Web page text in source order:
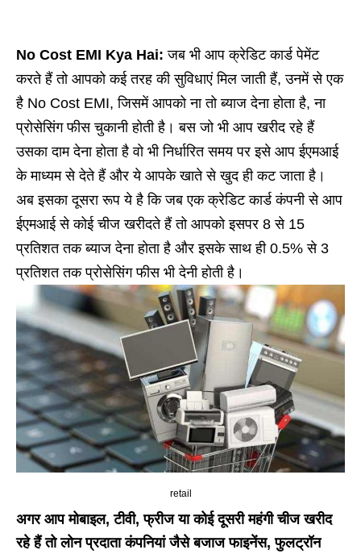
No Cost EMI Kya Hai: जब भी आप क्रेडिट कार्ड पेमेंट
करते हैं तो आपको कई तरह की सुविधाएं मिल जाती हैं, उनमें से एक
है No Cost EMI, जिसमें आपको ना तो ब्याज देना होता है, ना
प्रोसेसिंग फीस चुकानी होती है। बस जो भी आप खरीद रहे हैं
उसका दाम देना होता है वो भी निर्धारित समय पर इसे आप ईएमआई
के माध्यम से देते हैं और ये आपके खाते से खुद ही कट जाता है।
अब इसका दूसरा रूप ये है कि जब एक क्रेडिट कार्ड कंपनी से आप
ईएमआई से कोई चीज खरीदते हैं तो आपको इसपर 8 से 15
प्रतिशत तक ब्याज देना होता है और इसके साथ ही 0.5% से 3
प्रतिशत तक प्रोसेसिंग फीस भी देनी होती है।
retail
अगर आप मोबाइल, टीवी, फ्रीज या कोई दूसरी महंगी चीज खरीद
रहे हैं तो लोन प्रदाता कंपनियां जैसे बजाज फाइनेंस, फुलट्रॉन